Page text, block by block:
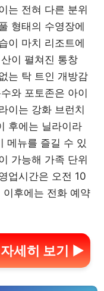
는 전혀 다른 분위
형태의 수영장에
이 마치 리조트에
이 펼쳐진 통창
는 탁 트인 개방감
와 포토존은 아이
이는 강화 브런치
후에는 닐라이라
메뉴를 즐길 수 있
가능해 가족 단위
업시간은 오전 10
이후에는 전화 예약
세히 보기 ▶